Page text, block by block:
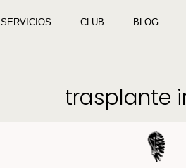
SERVICIOS CLUB BLOG
trasplante